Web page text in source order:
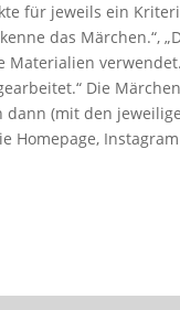
für jeweils ein
das Märchen.“,
Materialien
Die
dann (mit den
Homepage,